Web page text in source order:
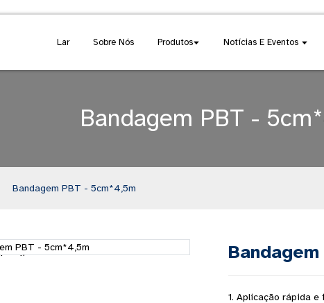
Lar Sobre Nós Produtos Notícias E Eventos
Bandagem PBT -
Bandagem PBT - 5cm*4,5m
Loading...
Loading...
1. Aplicação rápida e